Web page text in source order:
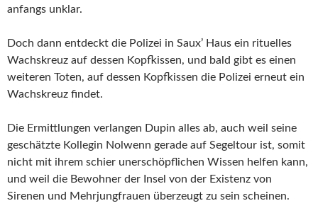
anfangs unklar.
Doch dann entdeckt die Polizei in Saux’ Haus ein rituelles
Wachskreuz auf dessen Kopfkissen, und bald gibt es einen
weiteren Toten, auf dessen Kopfkissen die Polizei erneut ein
Wachskreuz findet.
Die Ermittlungen verlangen Dupin alles ab, auch weil seine
geschätzte Kollegin Nolwenn gerade auf Segeltour ist, somit
nicht mit ihrem schier unerschöpflichen Wissen helfen kann,
und weil die Bewohner der Insel von der Existenz von
Sirenen und Mehrjungfrauen überzeugt zu sein scheinen.